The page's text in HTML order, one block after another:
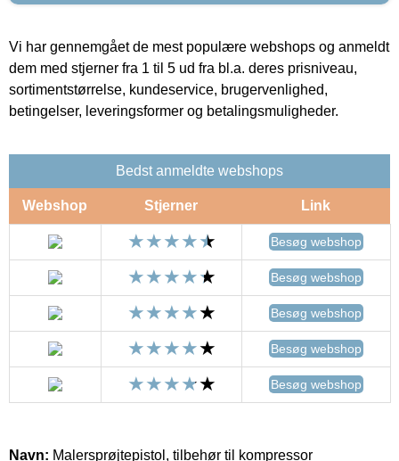
Vi har gennemgået de mest populære webshops og anmeldt
dem med stjerner fra 1 til 5 ud fra bl.a. deres prisniveau,
sortimentstørrelse, kundeservice, brugervenlighed,
betingelser, leveringsformer og betalingsmuligheder.
Bedst anmeldte webshops
Webshop Stjerner Link
Besøg webshop
Besøg webshop
Besøg webshop
Besøg webshop
Besøg webshop
Navn: Malersprøjtepistol, tilbehør til kompressor